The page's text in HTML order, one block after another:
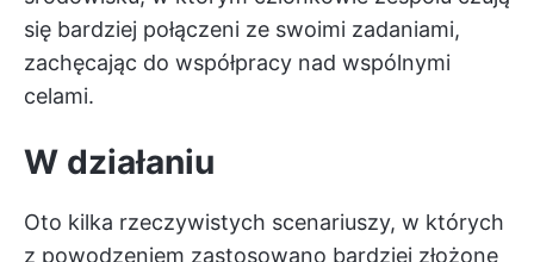
się bardziej połączeni ze swoimi zadaniami,
zachęcając do współpracy nad wspólnymi
celami.
W działaniu
Oto kilka rzeczywistych scenariuszy, w których
z powodzeniem zastosowano bardziej złożone